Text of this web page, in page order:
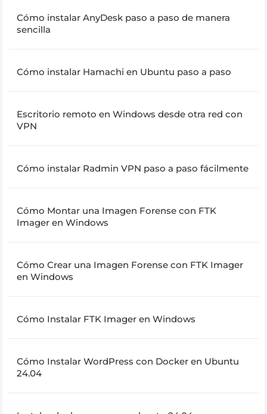
Cómo instalar AnyDesk paso a paso de manera
sencilla
Cómo instalar Hamachi en Ubuntu paso a paso
Escritorio remoto en Windows desde otra red con
VPN
Cómo instalar Radmin VPN paso a paso fácilmente
Cómo Montar una Imagen Forense con FTK
Imager en Windows
Cómo Crear una Imagen Forense con FTK Imager
en Windows
Cómo Instalar FTK Imager en Windows
Cómo Instalar WordPress con Docker en Ubuntu
24.04